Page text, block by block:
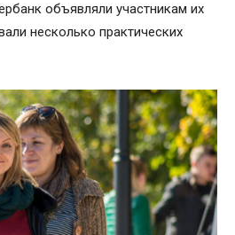
объявляли участникам их
несколько практических